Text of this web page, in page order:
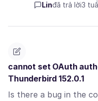
Linđã trả lời3
cannot set OAuth
Thunderbird 152.0.1
Is there a bug in the